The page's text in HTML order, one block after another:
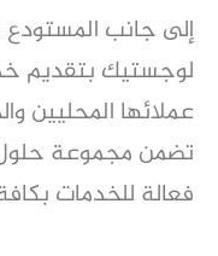
إلى جانب
لوجستيك بتقديم
عملائها المحليين
تضمن مجموعة
فعالة للخدمات